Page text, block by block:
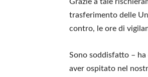
trasferimento delle
contro, le ore di
Sono soddisfatto –
aver ospitato nel